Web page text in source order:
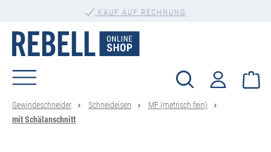
KAUF AUF RECHNUNG
Gewindeschneider Schneideisen
MF (metrisch fein)
mit Schälanschnitt